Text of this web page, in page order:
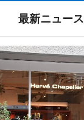
最新ニュース